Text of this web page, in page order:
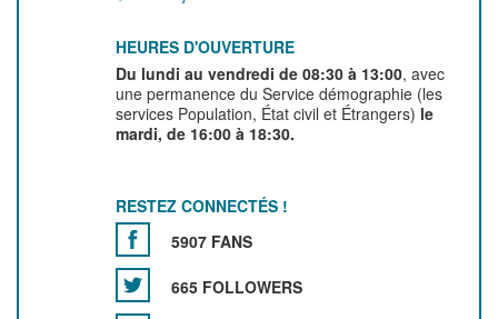
HEURES D'OUVERTURE
Du lundi au vendredi de 08:30 à 13:00, avec
une permanence du Service démographie (les
services Population, État civil et Étrangers) le
mardi, de 16:00 à 18:30.
RESTEZ CONNECTÉS !
5907 FANS
665 FOLLOWERS